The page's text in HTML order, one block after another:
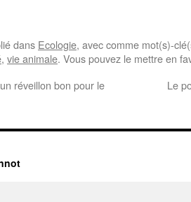
dans Ecologie, avec comme mot(s)-
, vie animale. Vous pouvez le mettre en
réveillon bon pour le
Le